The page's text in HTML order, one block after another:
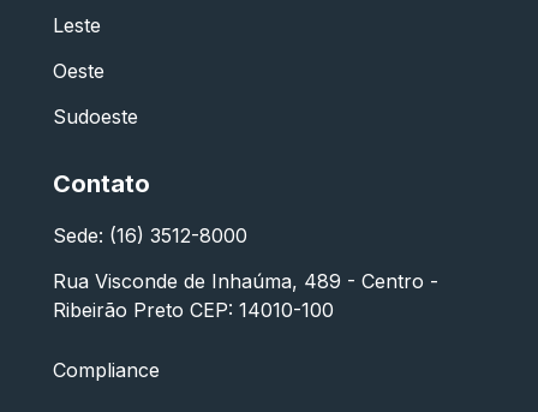
Leste
Oeste
Sudoeste
Contato
Sede: (16) 3512-8000
Rua Visconde de Inhaúma, 489 - Centro -
Ribeirão Preto CEP: 14010-100
Compliance